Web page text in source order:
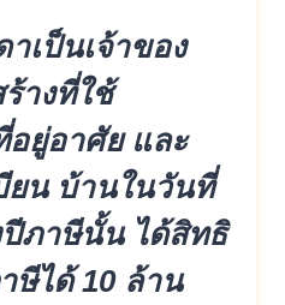
เป็นเจ้าของ
างที่ใช้
อยู่อาศัย และ
ยน บ้านในวันที่
ภาษีนั้น ได้สิทธิ
ษีได้ 10 ล้าน